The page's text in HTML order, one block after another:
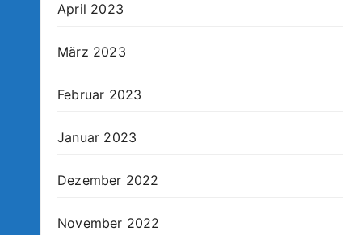
April 2023
März 2023
Februar 2023
Januar 2023
Dezember 2022
November 2022